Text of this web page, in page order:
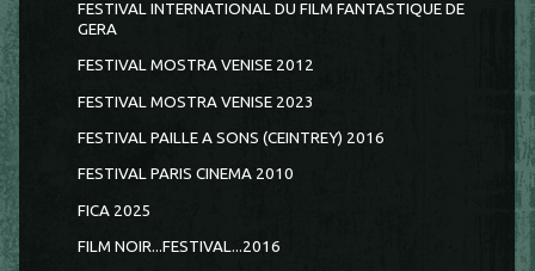
FESTIVAL INTERNATIONAL DU FILM FANTASTIQUE DE
GERA
FESTIVAL MOSTRA VENISE 2012
FESTIVAL MOSTRA VENISE 2023
FESTIVAL PAILLE A SONS (CEINTREY) 2016
FESTIVAL PARIS CINEMA 2010
FICA 2025
FILM NOIR...FESTIVAL...2016